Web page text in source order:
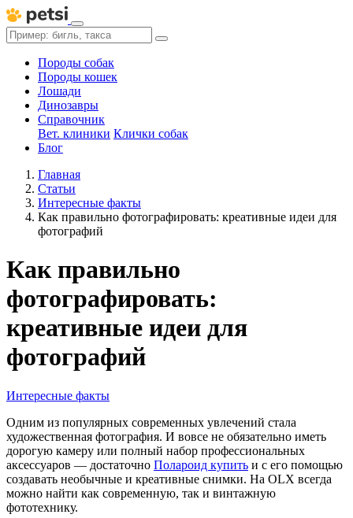
Породы собак
Породы кошек
Лошади
Динозавры
Справочник
Вет. клиники Клички собак
Блог
Главная
Статьи
Интересные факты
Как правильно фотографировать: креативные идеи для
фотографий
Как правильно
фотографировать:
креативные идеи для
фотографий
Интересные факты
Одним из популярных современных увлечений стала
художественная фотография. И вовсе не обязательно иметь
дорогую камеру или полный набор профессиональных
аксессуаров — достаточно Полароид купить и с его помощью
создавать необычные и креативные снимки. На OLX всегда
можно найти как современную, так и винтажную
фототехнику.